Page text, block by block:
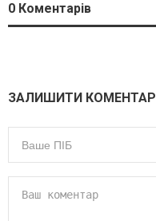
0 Коментарів
ЗАЛИШИТИ КОМЕНТАР